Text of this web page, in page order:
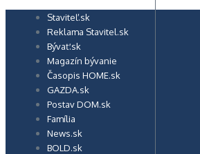
Preskočiť
Staviteľ.sk
Reklama Stavitel.sk
Bývať.sk
Magazín bývanie
Časopis HOME.sk
GAZDA.sk
Postav DOM.sk
Família
News.sk
BOLD.sk